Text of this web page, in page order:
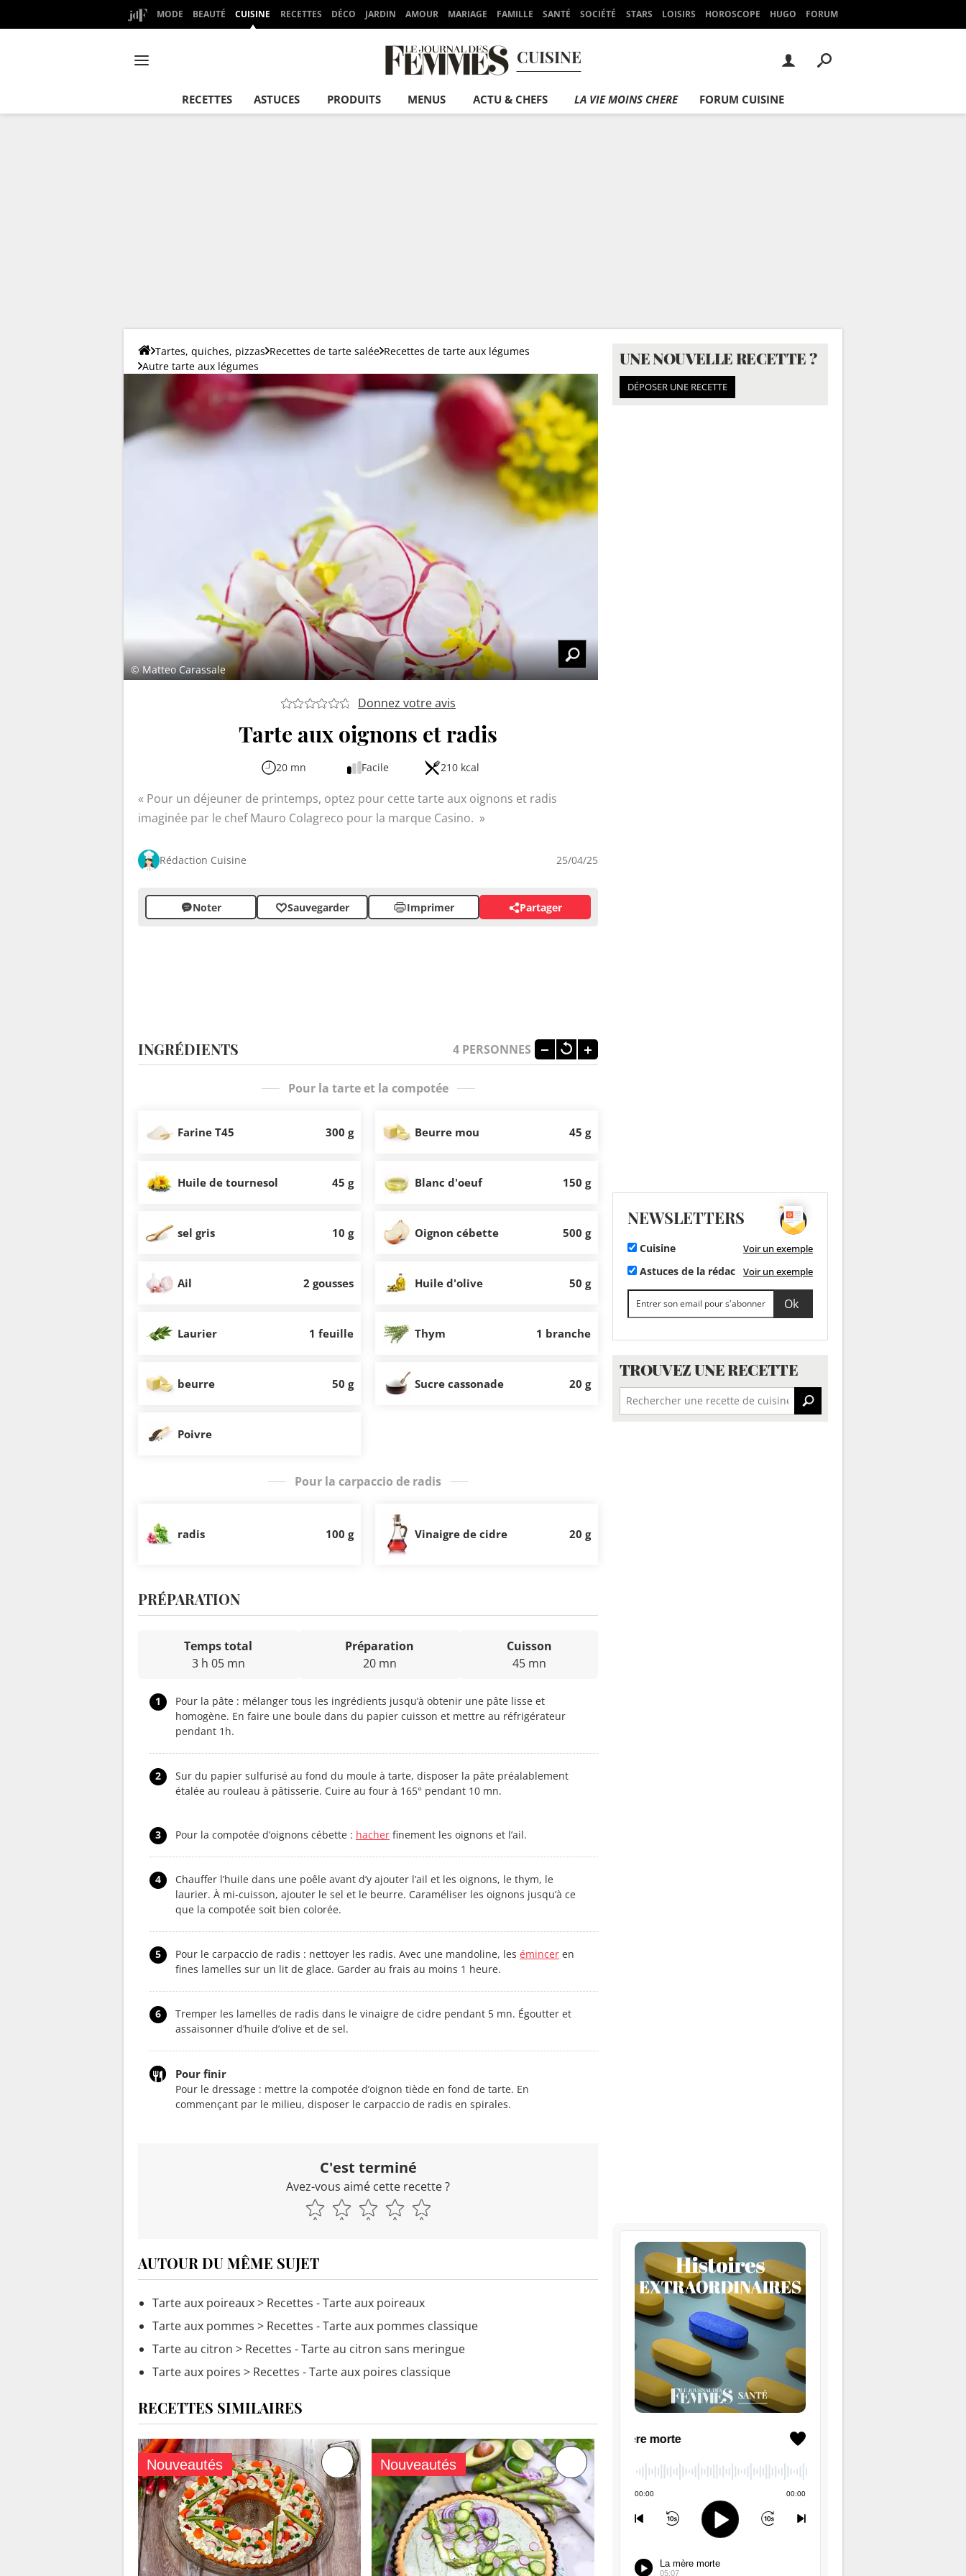
MODE BEAUTÉ CUISINE RECETTES DÉCO JARDIN AMOUR MARIAGE FAMILLE SANTÉ SOCIÉTÉ STARS LOISIRS HOROSCOPE HUGO FORUM
CUISINE
RECETTES ASTUCES PRODUITS MENUS ACTU & CHEFS LA VIE MOINS CHERE FORUM CUISINE
Tartes, quiches, pizzas Recettes de tarte salée Recettes de tarte aux légumes
Autre tarte aux légumes
© Matteo Carassale
Donnez votre avis
Tarte aux oignons et radis
20 mn Facile 210 kcal
Pour un déjeuner de printemps, optez pour cette tarte aux oignons et radis
imaginée par le chef Mauro Colagreco pour la marque Casino.
Rédaction Cuisine 25/04/25
Noter Sauvegarder Imprimer Partager
INGRÉDIENTS 4 PERSONNES
Pour la tarte et la compotée
Farine T45 300 g Beurre mou 45 g
Huile de tournesol 45 g Blanc d'oeuf 150 g
sel gris 10 g Oignon cébette 500 g
Ail 2 gousses Huile d'olive 50 g
Laurier 1 feuille Thym 1 branche
beurre 50 g Sucre cassonade 20 g
Poivre
Pour la carpaccio de radis
radis 100 g Vinaigre de cidre 20 g
PRÉPARATION
Temps total
3 h 05 mn
Préparation
20 mn
Cuisson
45 mn
1
Pour la pâte : mélanger tous les ingrédients jusqu’à obtenir une pâte lisse et
homogène. En faire une boule dans du papier cuisson et mettre au réfrigérateur
pendant 1h.
2
Sur du papier sulfurisé au fond du moule à tarte, disposer la pâte préalablement
étalée au rouleau à pâtisserie. Cuire au four à 165° pendant 10 mn.
3 Pour la compotée d’oignons cébette : hacher finement les oignons et l’ail.
4
Chauffer l’huile dans une poêle avant d’y ajouter l’ail et les oignons, le thym, le
laurier. À mi-cuisson, ajouter le sel et le beurre. Caraméliser les oignons jusqu’à ce
que la compotée soit bien colorée.
5 Pour le carpaccio de radis : nettoyer les radis. Avec une mandoline, les émincer en
fines lamelles sur un lit de glace. Garder au frais au moins 1 heure.
6
Tremper les lamelles de radis dans le vinaigre de cidre pendant 5 mn. Égoutter et
assaisonner d’huile d’olive et de sel.
Pour finir
Pour le dressage : mettre la compotée d’oignon tiède en fond de tarte. En
commençant par le milieu, disposer le carpaccio de radis en spirales.
C'est terminé
Avez-vous aimé cette recette ?
AUTOUR DU MÊME SUJET
Tarte aux poireaux> Recettes - Tarte aux poireaux
Tarte aux pommes > Recettes - Tarte aux pommes classique
Tarte au citron > Recettes - Tarte au citron sans meringue
Tarte aux poires > Recettes - Tarte aux poires classique
RECETTES SIMILAIRES
Nouveautés Nouveautés
UNE NOUVELLE RECETTE ?
DÉPOSER UNE RECETTE
NEWSLETTERS
Cuisine Voir un exemple
Astuces de la rédac Voir un exemple
TROUVEZ UNE RECETTE